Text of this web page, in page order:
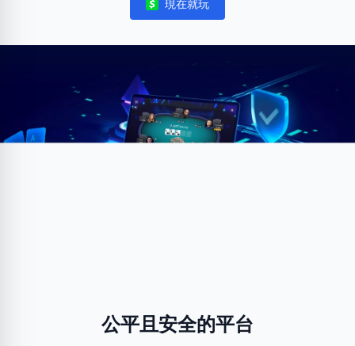
Notifications
現在就玩
公平且安全的平台